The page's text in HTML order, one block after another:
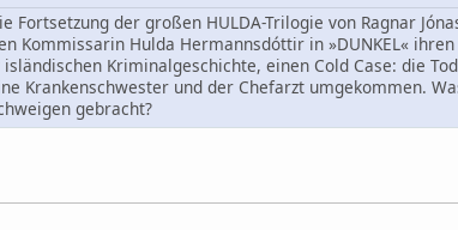
der großen HULDA-Trilogie von Ragnar
Kommissarin Hulda Hermannsdóttir in »DUNKEL« ihren
Kriminalgeschichte, einen Cold Case: die
Krankenschwester und der Chefarzt umgekommen.
gebracht?